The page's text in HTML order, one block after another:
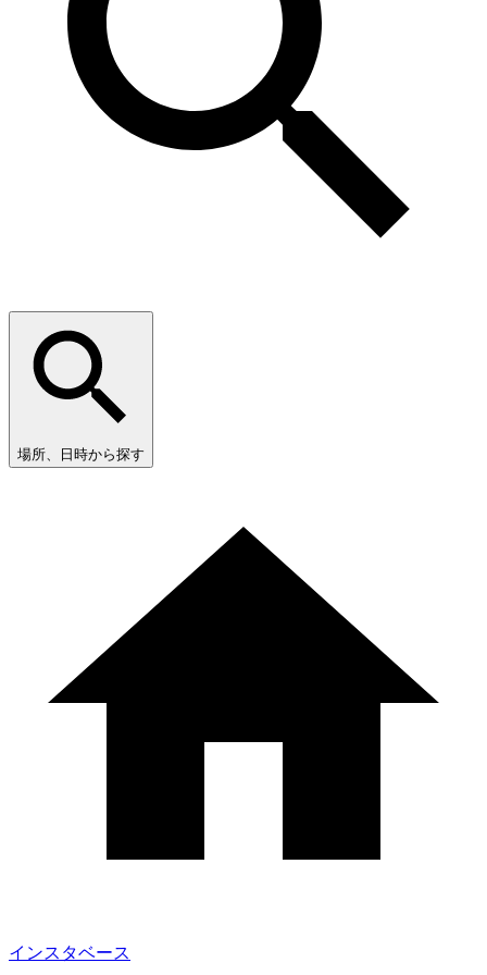
場所、日時から探す
インスタベース